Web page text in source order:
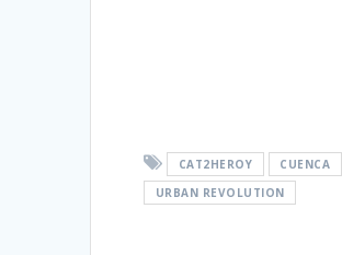
CAT2HEROY CUENCA
URBAN REVOLUTION